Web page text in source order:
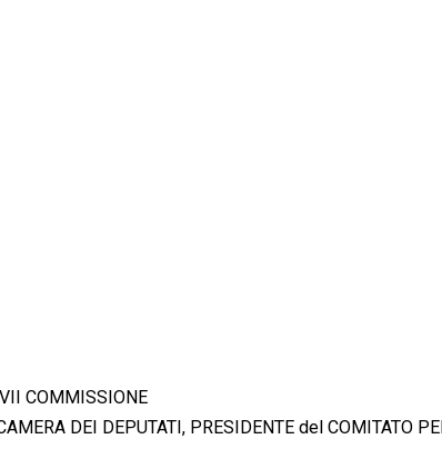
COMMISSIONE
DEI DEPUTATI, PRESIDENTE del COMITATO